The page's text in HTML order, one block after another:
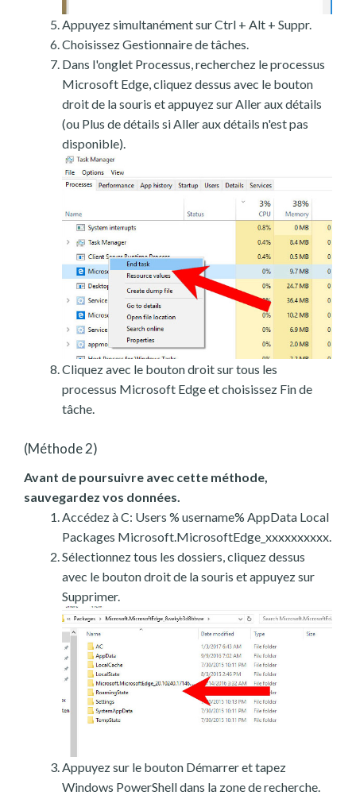
Appuyez simultanément sur Ctrl + Alt + Suppr.
Choisissez Gestionnaire de tâches.
Dans l'onglet Processus, recherchez le processus
Microsoft Edge, cliquez dessus avec le bouton
droit de la souris et appuyez sur Aller aux détails
(ou Plus de détails si Aller aux détails n'est pas
disponible).
Cliquez avec le bouton droit sur tous les
processus Microsoft Edge et choisissez Fin de
tâche.
(Méthode 2)
Avant de poursuivre avec cette méthode,
sauvegardez vos données.
Accédez à C: Users % username% AppData Local
Packages Microsoft.MicrosoftEdge_xxxxxxxxxx.
Sélectionnez tous les dossiers, cliquez dessus
avec le bouton droit de la souris et appuyez sur
Supprimer.
Appuyez sur le bouton Démarrer et tapez
Windows PowerShell dans la zone de recherche.